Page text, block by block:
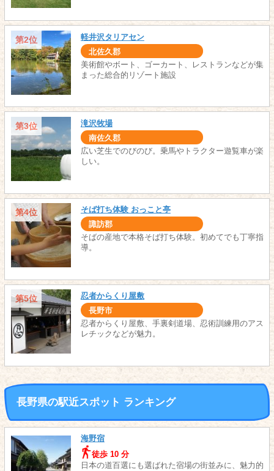
第2位 軽井沢タリアセン
北佐久郡
美術館やボート、ゴーカート、レストランなどが集
まった総合的リゾート施設
第3位 滝沢牧場
南佐久郡
広い芝生でのびのび。乗馬やトラクター遊覧車が楽
しい。
第4位 そば打ち体験 おっこと亭
諏訪郡
そばの産地で本格そば打ち体験。初めてでも丁寧指
導。
第5位 忍者からくり屋敷
長野市
忍者からくり屋敷、手裏剣道場、忍術訓練用のアス
レチックなどが魅力。
長野県の駅近スポット ランキング
海野宿
徒歩 10 分
日本の道百選にも選ばれた宿場の街並みに、魅力的